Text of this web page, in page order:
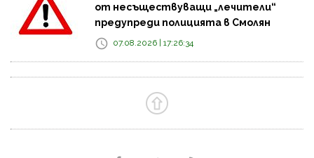
от несъществуващи „лечители“
предупреди полицията в Смолян
07.08.2026 | 17:26:34